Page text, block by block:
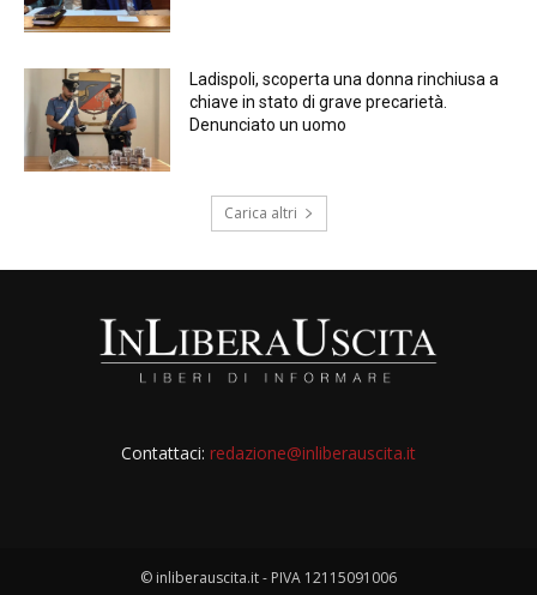
Ladispoli, scoperta una donna rinchiusa a
chiave in stato di grave precarietà.
Denunciato un uomo
Carica altri
Contattaci: redazione@inliberauscita.it
© inliberauscita.it - PIVA 12115091006